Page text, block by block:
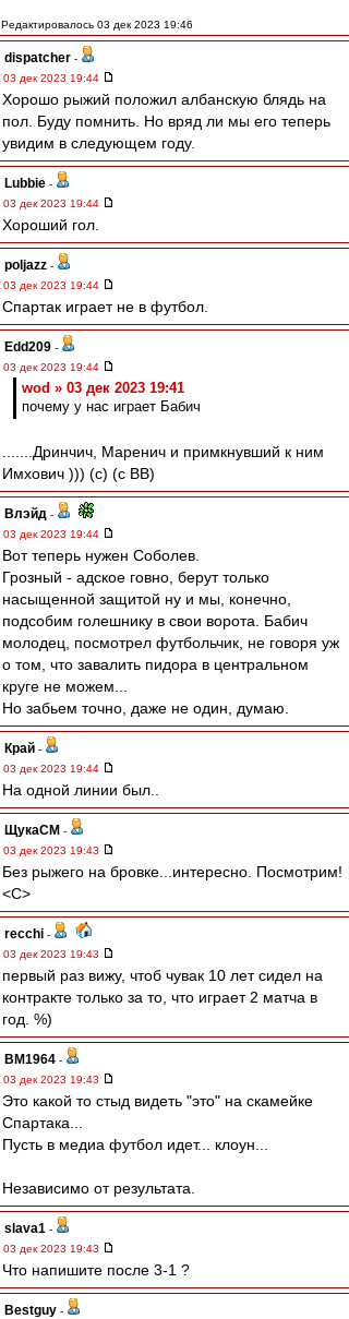
Редактировалось 03 дек 2023 19:46
dispatcher -
03 дек 2023 19:44
Хорошо рыжий положил албанскую блядь на
пол. Буду помнить. Но вряд ли мы его теперь
увидим в следующем году.
Lubbie -
03 дек 2023 19:44
Хороший гол.
poljazz -
03 дек 2023 19:44
Спартак играет не в футбол.
Edd209 -
03 дек 2023 19:44
wod » 03 дек 2023 19:41
почему у нас играет Бабич
.......Дринчич, Маренич и примкнувший к ним
Имхович ))) (с) (с ВВ)
Влэйд -
03 дек 2023 19:44
Вот теперь нужен Соболев.
Грозный - адское говно, берут только
насыщенной защитой ну и мы, конечно,
подсобим голешнику в свои ворота. Бабич
молодец, посмотрел футбольчик, не говоря уж
о том, что завалить пидора в центральном
круге не можем...
Но забьем точно, даже не один, думаю.
Край -
03 дек 2023 19:44
На одной линии был..
ЩукаСМ -
03 дек 2023 19:43
Без рыжего на бровке...интересно. Посмотрим!
<C>
recchi -
03 дек 2023 19:43
первый раз вижу, чтоб чувак 10 лет сидел на
контракте только за то, что играет 2 матча в
год. %)
BM1964 -
03 дек 2023 19:43
Это какой то стыд видеть "это" на скамейке
Спартака...
Пусть в медиа футбол идет... клоун...
Независимо от результата.
slava1 -
03 дек 2023 19:43
Что напишите после 3-1 ?
Bestguy -